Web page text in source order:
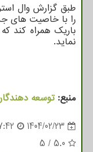
طبق گزارش وال
را با خاصیت های
باریک همراه کند
نماید.
منبع: توسعه
1404/02/23
5.0
/
5